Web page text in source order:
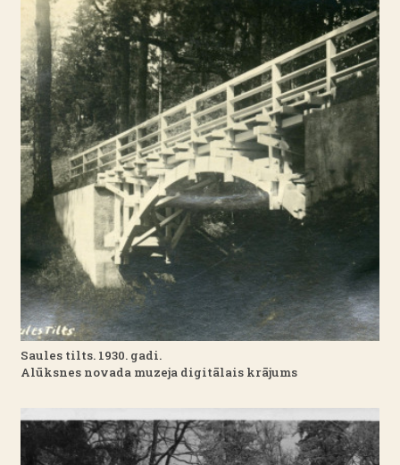
Saules tilts. 1930. gadi.
Alūksnes novada muzeja digitālais krājums